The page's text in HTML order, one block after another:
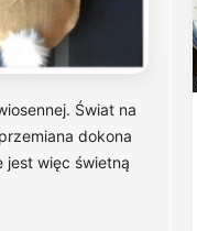
Świat na
dokona
jest więc świetną